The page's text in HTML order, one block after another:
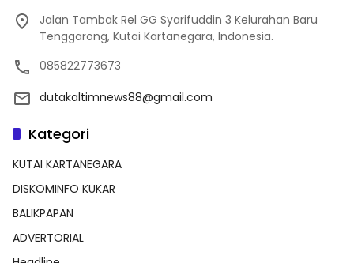
Jalan Tambak Rel GG Syarifuddin 3 Kelurahan Baru
Tenggarong, Kutai Kartanegara, Indonesia.
085822773673
dutakaltimnews88@gmail.com
Kategori
KUTAI KARTANEGARA
DISKOMINFO KUKAR
BALIKPAPAN
ADVERTORIAL